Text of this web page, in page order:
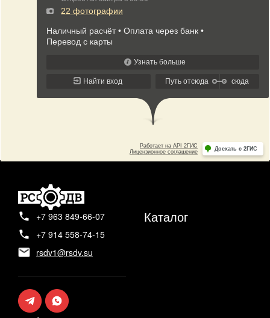
+7 963 849-66-07
+7 914 558-74-15
rsdv1@rsdv.su
Каталог